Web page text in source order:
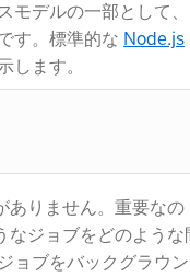
モデルの一部として
す。標準的な Node.js
します。
ありません。重要なの
なジョブをどのような
ョブをバックグラウ